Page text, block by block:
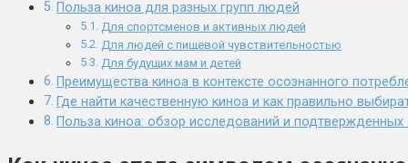
Польза киноа для разных групп людей
Для спортсменов и активных людей
Для людей с пищевой чувствительностью
Для будущих мам и детей
Преимущества киноа в контексте осознанного
Где найти качественную киноа и как правильно
Польза киноа: обзор исследований и подтвержденных